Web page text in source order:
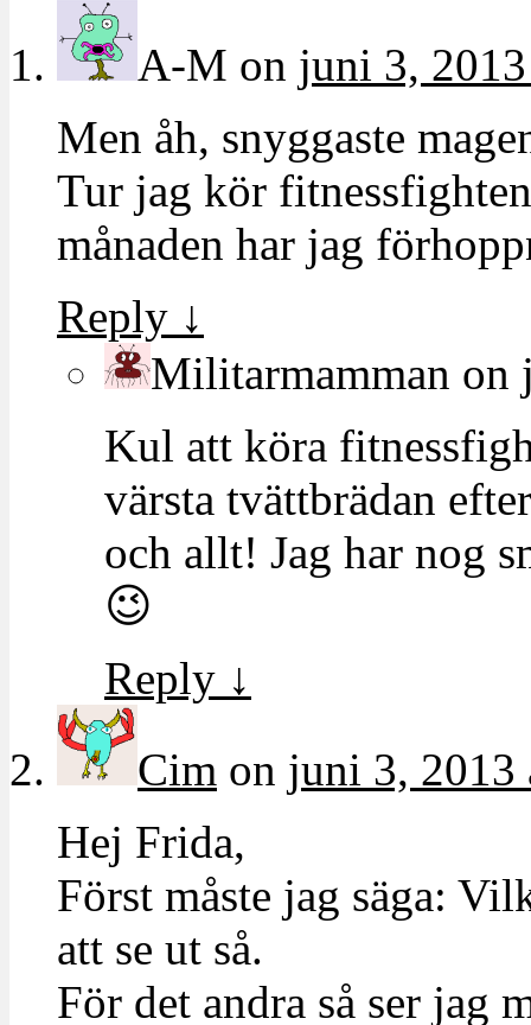
A-M on juni 3,
Men åh, snyggaste
Tur jag kör
månaden har jag
Reply ↓
Militarmamman on
Kul att köra
värsta tvättbrädan
och allt! Jag har nog
😉
Reply ↓
Cim on juni 3, 2013
Hej Frida,
Först måste jag säga:
att se ut så.
För det andra så ser jag